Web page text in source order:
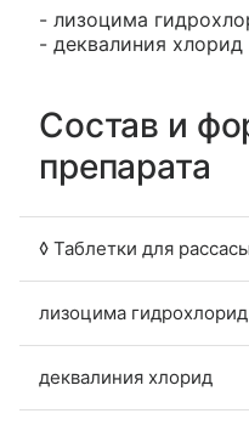
- лизоцима
- деквалиния
Состав и
препарата
◊ Таблетки для
лизоцима гидрохлорид
деквалиния хлорид